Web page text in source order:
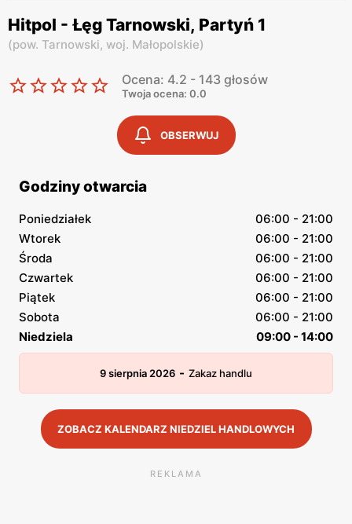
Hitpol - Łęg Tarnowski, Partyń 1
(pow. Tarnowski, woj. Małopolskie)
Ocena: 4.2 - 143 głosów
Twoja ocena: 0.0
OBSERWUJ
Godziny otwarcia
Poniedziałek
06:00 - 21:00
Wtorek
06:00 - 21:00
Środa
06:00 - 21:00
Czwartek
06:00 - 21:00
Piątek
06:00 - 21:00
Sobota
06:00 - 21:00
Niedziela
09:00 - 14:00
9 sierpnia 2026 - Zakaz handlu
ZOBACZ KALENDARZ NIEDZIEL HANDLOWYCH
REKLAMA